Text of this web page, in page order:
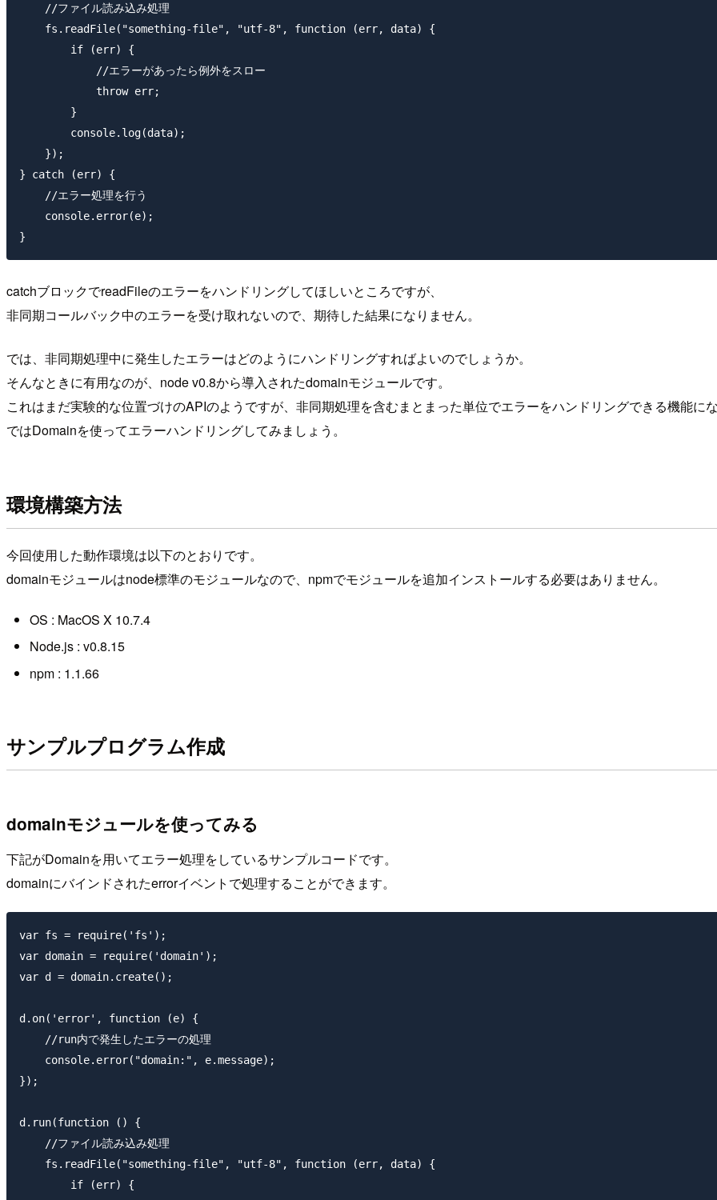
    //ファイル読み込み処理
    fs.readFile("something-file", "utf-8", function (err, data) {
        if (err) {
            //エラーがあったら例外をスロー
            throw err;
        }
        console.log(data);
    });
} catch (err) {
    //エラー処理を行う
    console.error(e);
catchブロックでreadFileのエラーをハンドリングしてほしいところですが、
非同期コールバック中のエラーを受け取れないので、期待した結果になりません。
では、非同期処理中に発生したエラーはどのようにハンドリングすればよいのでしょうか。
そんなときに有用なのが、node v0.8から導入されたdomainモジュールです。
これはまだ実験的な位置づけのAPIのようですが、非同期処理を含むまとまった単位でエラーをハンドリングできる機能にな
ではDomainを使ってエラーハンドリングしてみましょう。
環境構築方法
今回使用した動作環境は以下のとおりです。
domainモジュールはnode標準のモジュールなので、npmでモジュールを追加インストールする必要はありません。
OS : MacOS X 10.7.4
Node.js : v0.8.15
npm : 1.1.66
サンプルプログラム作成
domainモジュールを使ってみる
下記がDomainを用いてエラー処理をしているサンプルコードです。
domainにバインドされたerrorイベントで処理することができます。
var fs = require('fs');
var domain = require('domain');
var d = domain.create();
d.on('error', function (e) {
    //run内で発生したエラーの処理
    console.error("domain:", e.message);
});
d.run(function () {
    //ファイル読み込み処理
    fs.readFile("something-file", "utf-8", function (err, data) {
        if (err) {